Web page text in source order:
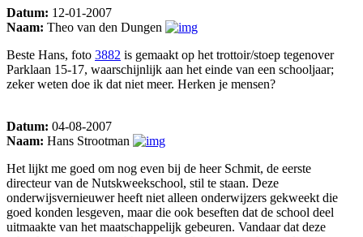
Datum: 12-01-2007
Naam: Theo van den Dungen
Beste Hans, foto 3882 is gemaakt op het trottoir/stoep tegenover
Parklaan 15-17, waarschijnlijk aan het einde van een schooljaar;
zeker weten doe ik dat niet meer. Herken je mensen?
Datum: 04-08-2007
Naam: Hans Strootman
Het lijkt me goed om nog even bij de heer Schmit, de eerste
directeur van de Nutskweekschool, stil te staan. Deze
onderwijsvernieuwer heeft niet alleen onderwijzers gekweekt die
goed konden lesgeven, maar die ook beseften dat de school deel
uitmaakte van het maatschappelijk gebeuren. Vandaar dat deze